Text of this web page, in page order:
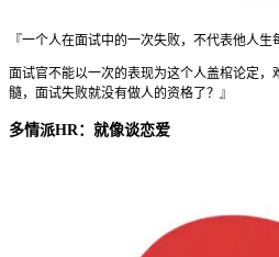
『一个人在面试中的一次失败，不代表他人生
面试官不能以一次的表现为这个人盖棺论定，
髓，面试失败就没有做人的资格了？』
多情派HR：就像谈恋爱